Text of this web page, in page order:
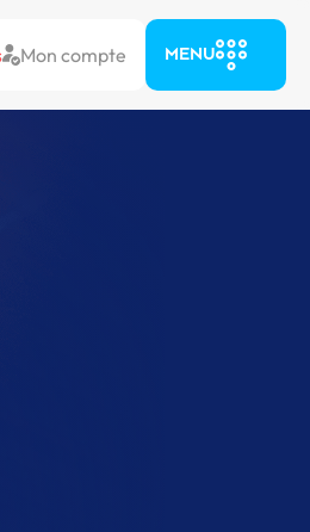
Mon compte MENU